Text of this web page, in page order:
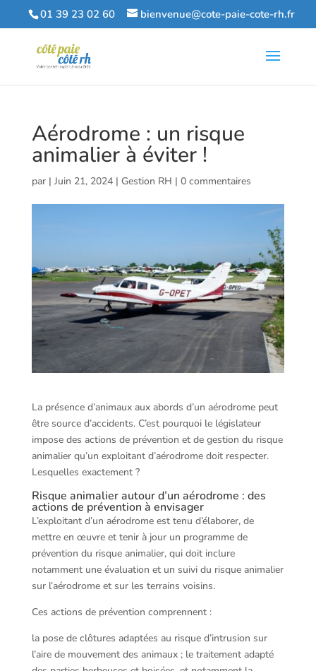
01 39 23 02 60 bienvenue@cote-paie-cote-rh.fr
Aérodrome : un risque
animalier à éviter !
par | Juin 21, 2024| Gestion RH | 0 commentaires
La présence d’animaux aux abords d’un aérodrome peut
être source d’accidents. C’est pourquoi le législateur
impose des actions de prévention et de gestion du risque
animalier qu’un exploitant d’aérodrome doit respecter.
Lesquelles exactement ?
Risque animalier autour d’un aérodrome : des
actions de prévention à envisager
L’exploitant d’un aérodrome est tenu d’élaborer, de
mettre en œuvre et tenir à jour un programme de
prévention du risque animalier, qui doit inclure
notamment une évaluation et un suivi du risque animalier
sur l’aérodrome et sur les terrains voisins.
Ces actions de prévention comprennent :
la pose de clôtures adaptées au risque d’intrusion sur
l’aire de mouvement des animaux ; le traitement adapté